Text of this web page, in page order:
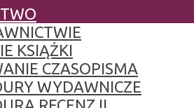
KSIĄŻKI
CZASOPISMA
WYDAWNICZE